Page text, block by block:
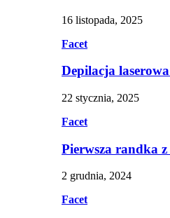
16 listopada, 2025
Facet
Depilacja
22 stycznia, 2025
Facet
Pierwsza randka z
2 grudnia, 2024
Facet